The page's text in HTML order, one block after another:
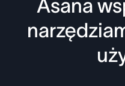
Asana